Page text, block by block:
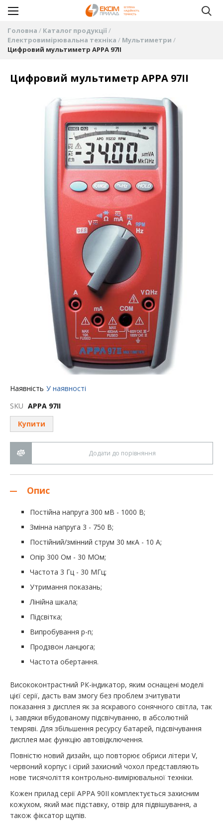
Головна
Каталог продукції
Електровимірювальна техніка
Мультиметри
Цифровий мультиметр APPA 97II
Цифровий мультиметр APPA 97II
початку
зображень
Наявність У наявності
SKU APPA 97ІІ
Купити
Додати до порівняння
Опис
Постійна напруга 300 мВ - 1000 В;
Змінна напруга 3 - 750 В;
Постійний/змінний струм 30 мкА - 10 А;
Опір 300 Ом - 30 МОм;
Частота 3 Гц - 30 МГц;
Утримання показань;
Лінійна шкала;
Підсвітка;
Випробування p-n;
Продзвон ланцюга;
Частота обертання.
Висококонтрастний РК-індикатор, яким оснащені моделі
цієї серії, дасть вам змогу без проблем зчитувати
показання з дисплея як за яскравого сонячного світла, так
і, завдяки вбудованому підсвічуванню, в абсолютній
темряві. Для збільшення ресурсу батарей, підсвічування
дисплея має функцію автовідключення.
Повністю новий дизайн, що повторює обриси літери V,
червоний корпус і сірий захисний чохол представляють
нове тисячоліття контрольно-вимірювальної техніки.
Кожен прилад серії APPA 90II комплектується захисним
кожухом, який має підставку, отвір для підвішування, а
також фіксатор щупів.